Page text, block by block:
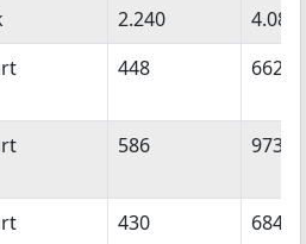
2.240
4.082
448 662
586 973
430
684